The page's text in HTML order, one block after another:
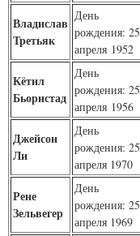
Владислав
Третьяк
День
рождения: 25
апреля 1952
Кётил
Бьорнстад
День
рождения: 25
апреля 1956
Джейсон
Ли
День
рождения: 25
апреля 1970
Рене
Зельвегер
День
рождения: 25
апреля 1969